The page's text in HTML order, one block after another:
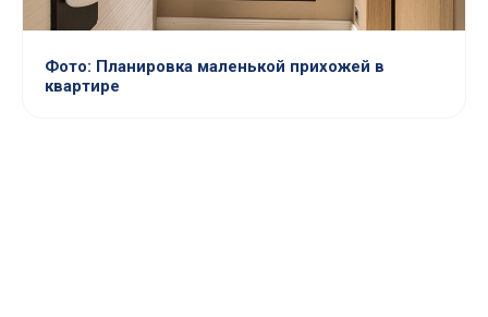
Фото: Планировка маленькой прихожей в
квартире